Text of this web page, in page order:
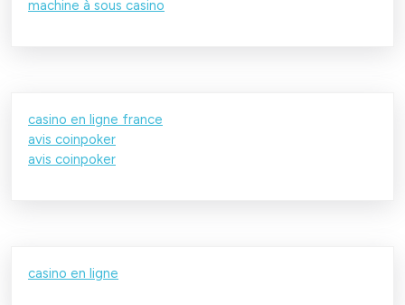
machine à sous casino
casino en ligne france
avis coinpoker
avis coinpoker
casino en ligne